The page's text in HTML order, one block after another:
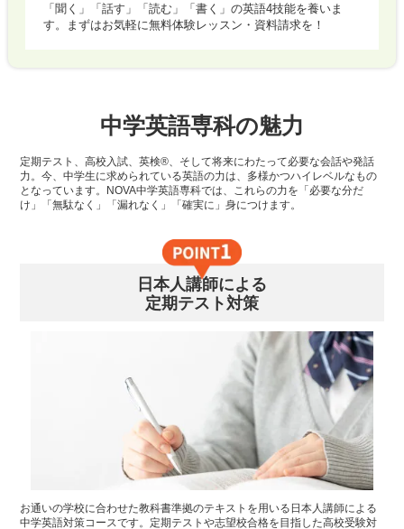
「聞く」「話す」「読む」「書く」の英語4技能を養いま
す。まずはお気軽に無料体験レッスン・資料請求を！
中学英語専科の魅力
定期テスト、高校入試、英検®、そして将来にわたって必要な会話や発話
力。今、中学生に求められている英語の力は、多様かつハイレベルなもの
となっています。NOVA中学英語専科では、これらの力を「必要な分だ
け」「無駄なく」「漏れなく」「確実に」身につけます。
日本人講師による
定期テスト対策
お通いの学校に合わせた教科書準拠のテキストを用いる日本人講師による
中学英語対策コースです。定期テストや志望校合格を目指した高校受験対